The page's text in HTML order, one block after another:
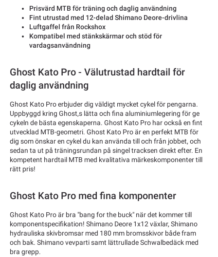
Prisvärd MTB för träning och daglig användning
Fint utrustad med 12-delad Shimano Deore-drivlina
Luftgaffel från Rockshox
Kompatibel med stänkskärmar och stöd för
vardagsanvändning
Ghost Kato Pro - Välutrustad hardtail för
daglig användning
Ghost Kato Pro erbjuder dig väldigt mycket cykel för pengarna.
Uppbyggd kring Ghost,s lätta och fina aluminiumlegering för ge
cykeln de bästa egenskaperna. Ghost Kato Pro har också en fint
utvecklad MTB-geometri. Ghost Kato Pro är en perfekt MTB för
dig som önskar en cykel du kan använda till och från jobbet, och
sedan ta ut på träningsrundan på singel tracksen direkt efter. En
kompetent hardtail MTB med kvalitativa märkeskomponenter till
rätt pris!
Ghost Kato Pro med fina komponenter
Ghost Kato Pro är bra "bang for the buck" när det kommer till
komponentspecifikation! Shimano Deore 1x12 växlar, Shimano
hydrauliska skivbromsar med 180 mm bromsskivor både fram
och bak. Shimano vevparti samt lättrullade Schwalbedäck med
bra grepp.